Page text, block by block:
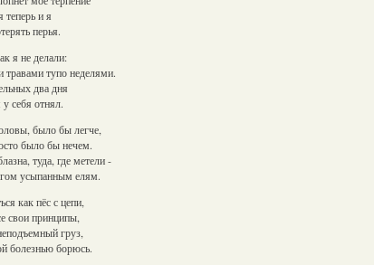
и я
перья.
я не делали:
тупо неделями.
два дня
себя отнял.
было бы легче,
было бы нечем.
туда, где метели -
усыпанным елям.
как пёс с цепи,
свои принципы,
груз,
болезнью борюсь.